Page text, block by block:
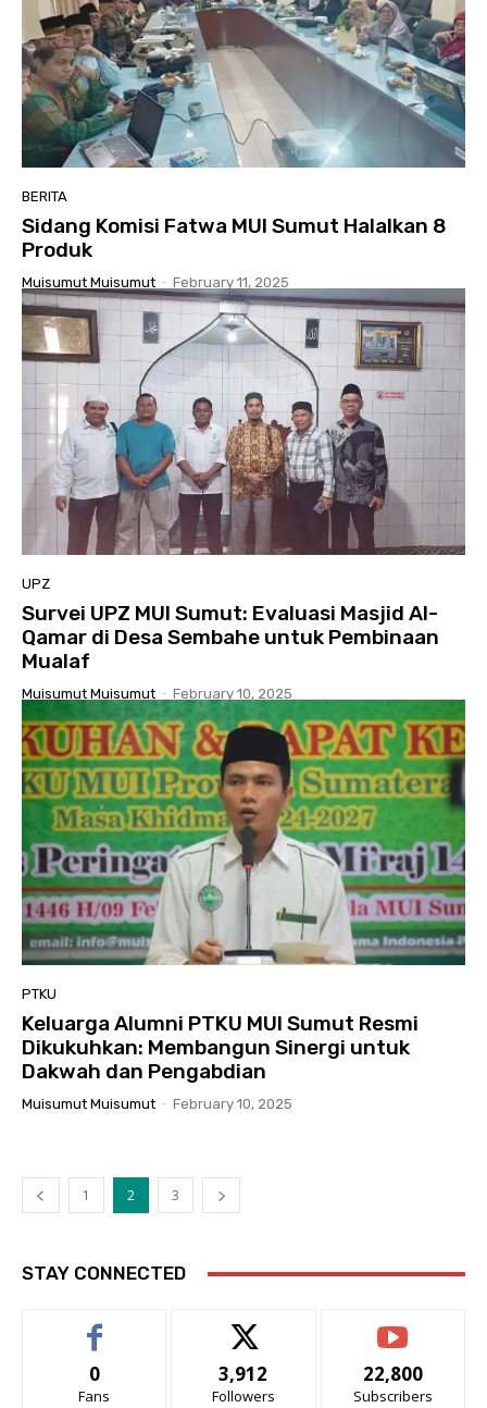
BERITA
Sidang Komisi Fatwa MUI Sumut Halalkan 8
Produk
Muisumut Muisumut - February 11, 2025
UPZ
Survei UPZ MUI Sumut: Evaluasi Masjid Al-
Qamar di Desa Sembahe untuk Pembinaan
Mualaf
Muisumut Muisumut - February 10, 2025
PTKU
Keluarga Alumni PTKU MUI Sumut Resmi
Dikukuhkan: Membangun Sinergi untuk
Dakwah dan Pengabdian
Muisumut Muisumut - February 10, 2025
1 2 3
STAY CONNECTED
0
Fans
3,912
Followers
22,800
Subscribers